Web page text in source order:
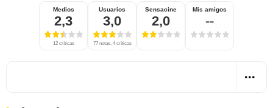
Medios
2,3
12 críticas
Usuarios
3,0
77 notas, 4 críticas
Sensacine
2,0
Mis amigos
--